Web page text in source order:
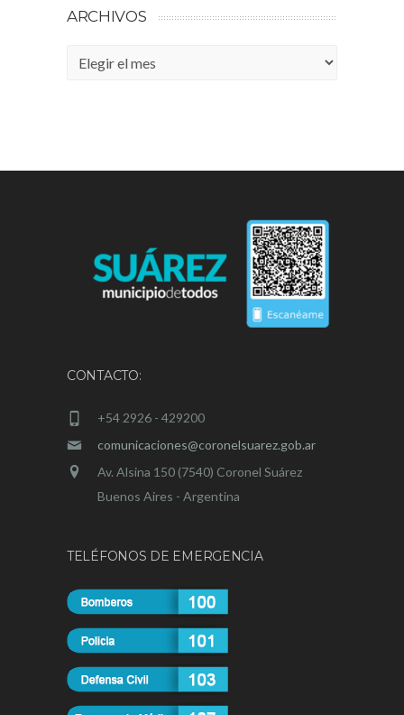
ARCHIVOS
Archivos
CONTACTO:
+54 2926 - 429200
comunicaciones@coronelsuarez.gob.ar
Av. Alsina 150 (7540) Coronel Suárez
Buenos Aires - Argentina
TELÉFONOS DE EMERGENCIA